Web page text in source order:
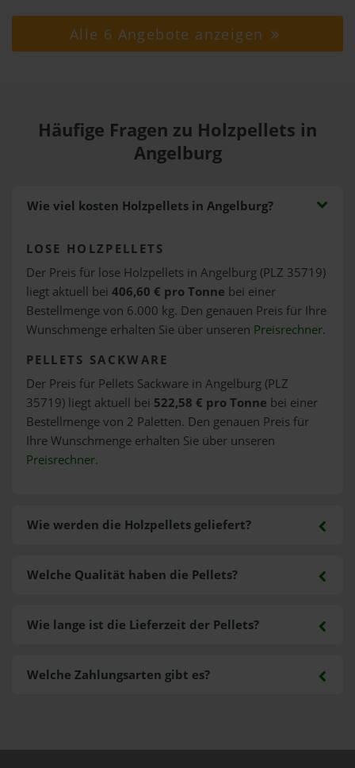
Alle 6 Angebote anzeigen
Häufige Fragen zu Holzpellets in
Angelburg
Wie viel kosten Holzpellets in Angelburg?
LOSE HOLZPELLETS
Der Preis für lose Holzpellets in Angelburg (PLZ 35719)
liegt aktuell bei 406,60 € pro Tonne bei einer
Bestellmenge von 6.000 kg. Den genauen Preis für Ihre
Wunschmenge erhalten Sie über unseren Preisrechner.
PELLETS SACKWARE
Der Preis für Pellets Sackware in Angelburg (PLZ
35719) liegt aktuell bei 522,58 € pro Tonne bei einer
Bestellmenge von 2 Paletten. Den genauen Preis für
Ihre Wunschmenge erhalten Sie über unseren
Preisrechner.
Wie werden die Holzpellets geliefert?
Welche Zahlungsarten gibt es?
Welche Qualität haben die Pellets?
Wie lange ist die Lieferzeit der Pellets?